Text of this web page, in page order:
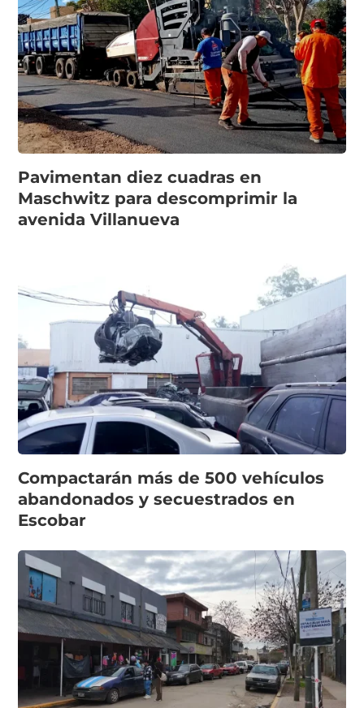
Pavimentan diez cuadras en
Maschwitz para descomprimir la
avenida Villanueva
Compactarán más de 500 vehículos
abandonados y secuestrados en
Escobar